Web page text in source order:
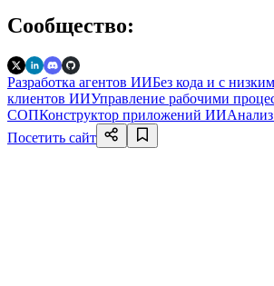
Сообщество:
Разработка агентов ИИБез кода и с
клиентов ИИУправление рабочими
СОПКонструктор приложений ИИ
Посетить сайт